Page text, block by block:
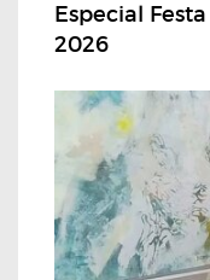
Especial
2026